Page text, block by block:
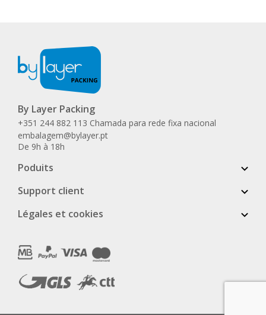
By Layer Packing
+351 244 882 113 Chamada para rede fixa nacional
embalagem@bylayer.pt
De 9h à 18h
Poduits
Support client
Légales et cookies